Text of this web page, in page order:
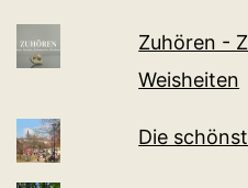
Zuhören -
Weisheiten
Die